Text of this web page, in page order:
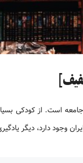
جامعه است. از کودکی
وجود دارد، دیگر